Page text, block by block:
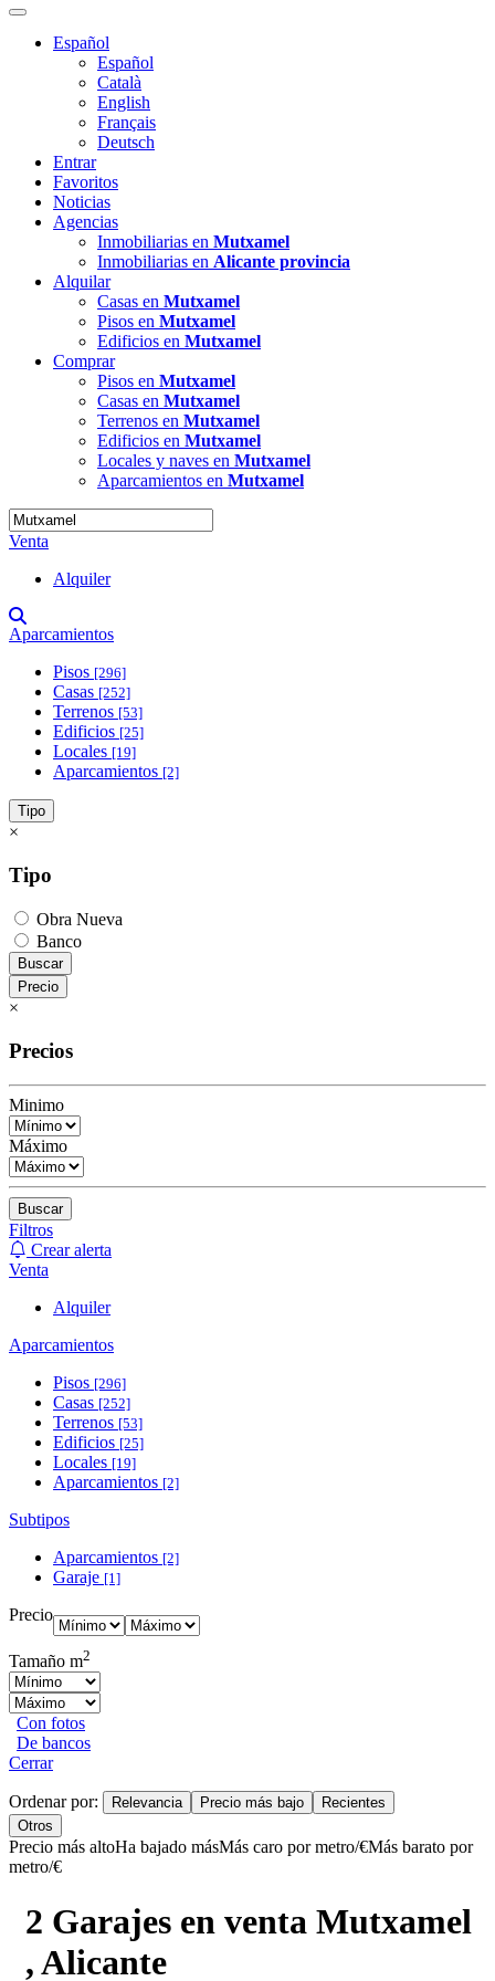
Español
Español
Català
English
Français
Deutsch
Entrar
Favoritos
Noticias
Agencias
Inmobiliarias en Mutxamel
Inmobiliarias en Alicante provincia
Alquilar
Casas en Mutxamel
Pisos en Mutxamel
Edificios en Mutxamel
Comprar
Pisos en Mutxamel
Casas en Mutxamel
Terrenos en Mutxamel
Edificios en Mutxamel
Locales y naves en Mutxamel
Aparcamientos en Mutxamel
Venta
Alquiler
Aparcamientos
Pisos [296]
Casas [252]
Terrenos [53]
Edificios [25]
Locales [19]
Aparcamientos [2]
Tipo
×
Tipo
Obra Nueva
Banco
Buscar
Precio
×
Precios
Minimo
Máximo
Buscar
Filtros
Crear alerta
Venta
Alquiler
Aparcamientos
Pisos [296]
Casas [252]
Terrenos [53]
Edificios [25]
Locales [19]
Aparcamientos [2]
Subtipos
Aparcamientos [2]
Garaje [1]
Precio
Tamaño m2
Con fotos
De bancos
Cerrar
Ordenar por: Relevancia Precio más bajo
Recientes
Otros
Precio más altoHa bajado másMás caro por metro/€Más barato por
metro/€
2 Garajes en venta Mutxamel
, Alicante